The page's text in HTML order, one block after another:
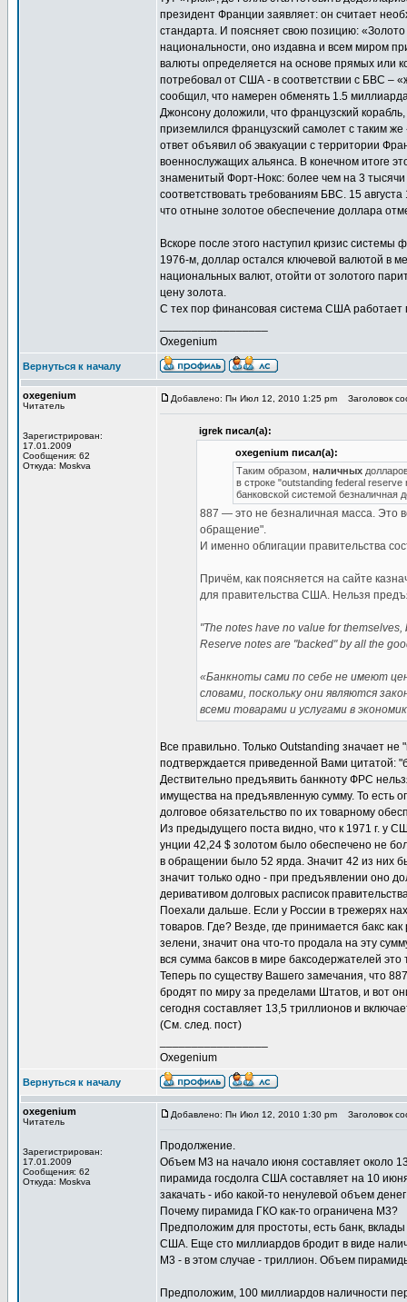
президент Франции заявляет: он считает
стандарта. И поясняет свою позицию:
национальности, оно издавна и всем миром
валюты определяется на основе прямых или
потребовал от США - в соответствии с БВС –
сообщил, что намерен обменять 1.5
Джонсону доложили, что французский
приземлился французский самолет с таким
ответ объявил об эвакуации с территории
военнослужащих альянса. В конечном итоге
знаменитый Форт-Нокс: более чем на 3
соответствовать требованиям БВС. 15
что отныне золотое обеспечение доллара
Вскоре после этого наступил кризис
1976-м, доллар остался ключевой валютой в
национальных валют, отойти от золотого
цену золота.
С тех пор финансовая система США работает
Oxegenium
Вернуться к началу
oxegenium
Читатель
Зарегистрирован:
17.01.2009
Сообщения: 62
Откуда: Moskva
Добавлено: Пн Июл 12, 2010 1:25 pm Заголовок
igrek писал(а):
oxegenium писал(а):
Таким образом, наличных
в строке "outstanding federal
банковской системой безналичная
887 — это не безналичная масса. Это
обращение".
И именно облигации правительства
Причём, как поясняется на сайте
для правительства США. Нельзя
"The notes have no value for
Reserve notes are "backed" by all the
«Банкноты сами по себе не имеют
словами, поскольку они являются
всеми товарами и услугами в
Все правильно. Только Outstanding значает
подтверждается приведенной Вами цитатой:
Дествительно предъявить банкноту ФРС
имущества на предъявленную сумму. То есть
долговое обязательство по их товарному
Из предыдущего поста видно, что к 1971 г. у
унции 42,24 $ золотом было обеспечено не
в обращении было 52 ярда. Значит 42 из них
значит только одно - при предъявлении оно
деривативом долговых расписок
Поехали дальше. Если у России в трежерях
товаров. Где? Везде, где принимается бакс
зелени, значит она что-то продала на эту
вся сумма баксов в мире баксодержателей
Теперь по существу Вашего замечания, что
бродят по миру за пределами Штатов, и вот
сегодня составляет 13,5 триллионов и
(См. след. пост)
Oxegenium
Вернуться к началу
oxegenium
Читатель
Зарегистрирован:
17.01.2009
Сообщения: 62
Откуда: Moskva
Добавлено: Пн Июл 12, 2010 1:30 pm Заголовок
Продолжение.
Объем M3 на начало июня составляет около
пирамида госдолга США составляет на 10
закачать - ибо какой-то ненулевой объем
Почему пирамида ГКО как-то ограничена M3?
Предположим для простоты, есть банк,
США. Еще сто миллиардов бродит в виде
М3 - в этом случае - триллион. Объем
Предположим, 100 миллиардов наличности